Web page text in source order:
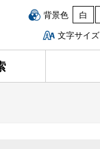
背景色 白
文字サイズ